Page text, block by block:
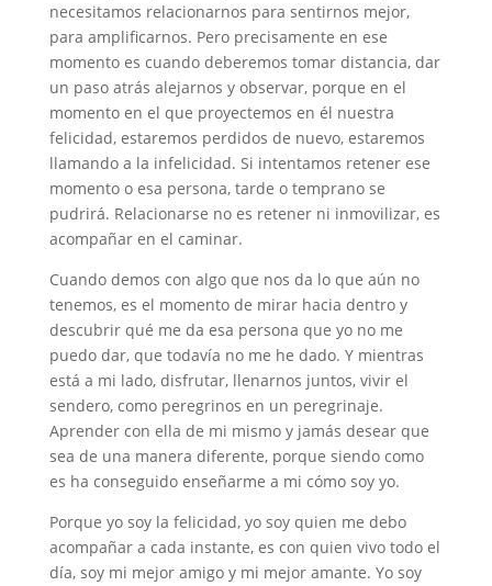
necesitamos relacionarnos para sentirnos mejor,
para amplificarnos. Pero precisamente en ese
momento es cuando deberemos tomar distancia, dar
un paso atrás alejarnos y observar, porque en el
momento en el que proyectemos en él nuestra
felicidad, estaremos perdidos de nuevo, estaremos
llamando a la infelicidad. Si intentamos retener ese
momento o esa persona, tarde o temprano se
pudrirá. Relacionarse no es retener ni inmovilizar, es
acompañar en el caminar.
Cuando demos con algo que nos da lo que aún no
tenemos, es el momento de mirar hacia dentro y
descubrir qué me da esa persona que yo no me
puedo dar, que todavía no me he dado. Y mientras
está a mi lado, disfrutar, llenarnos juntos, vivir el
sendero, como peregrinos en un peregrinaje.
Aprender con ella de mi mismo y jamás desear que
sea de una manera diferente, porque siendo como
es ha conseguido enseñarme a mi cómo soy yo.
Porque yo soy la felicidad, yo soy quien me debo
acompañar a cada instante, es con quien vivo todo el
día, soy mi mejor amigo y mi mejor amante. Yo soy